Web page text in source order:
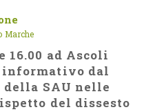
Marche
16.00 ad Ascoli
informativo dal
SAU nelle
del dissesto